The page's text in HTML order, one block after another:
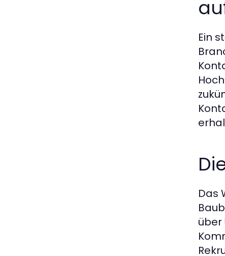
Ein
Das
über